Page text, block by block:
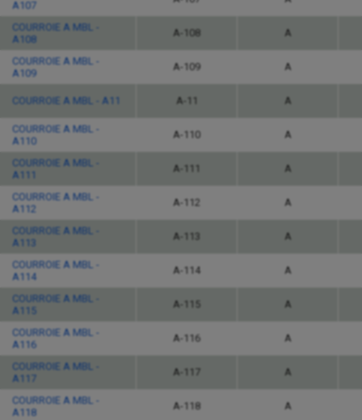
A107
COURROIE A MBL -
A108
A-108 A
COURROIE A MBL -
A109
A-109 A
COURROIE A MBL - A11 A-11 A
COURROIE A MBL -
A110
A-110 A
COURROIE A MBL -
A111
A-111 A
COURROIE A MBL -
A112
A-112 A
COURROIE A MBL -
A113
A-113 A
COURROIE A MBL -
A114
A-114 A
COURROIE A MBL -
A115
A-115 A
COURROIE A MBL -
A116
A-116 A
COURROIE A MBL -
A117
A-117 A
COURROIE A MBL -
A118
A-118 A